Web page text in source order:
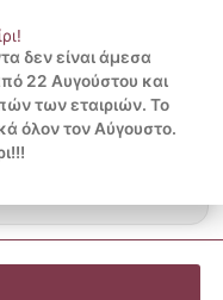
ΜΕ KLARNA
0.00€
0
Cart
δεν είναι άμεσα
22 Αυγούστου και
των εταιριών. Το
όλον τον Αύγουστο.